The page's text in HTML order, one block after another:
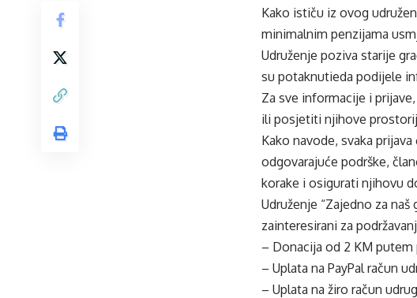
Kako ističu iz ovog
minimalnim penzijama
Udruženje poziva starije
su potaknutieda podijele
Za sve informacije i
ili posjetiti njihove
Kako navode, svaka
odgovarajuće podrške,
korake i osigurati njihovu
Udruženje “Zajedno za
zainteresirani za
– Donacija od 2 KM putem
– Uplata na PayPal račun
– Uplata na žiro račun